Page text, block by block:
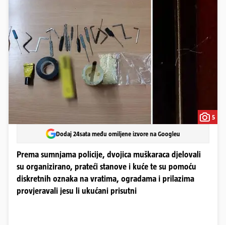
5
Dodaj 24sata među omiljene izvore na Googleu
Prema sumnjama policije, dvojica muškaraca djelovali
su organizirano, prateći stanove i kuće te su pomoću
diskretnih oznaka na vratima, ogradama i prilazima
provjeravali jesu li ukućani prisutni